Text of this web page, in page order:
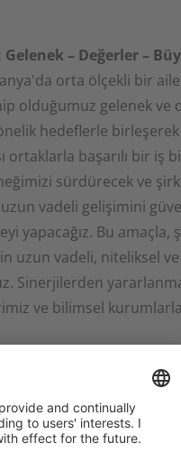
Gelenek – Değerler –
orta ölçekli bir aile
olduğumuz gelenek ve
hedeflerle
ortaklarla başarılı bir iş
sürdürecek ve
uzun vadeli gelişimini
yapacağız. Bu amaçla,
uzun vadeli, niteliksel
Sinerjilerden
ve bilimsel kurumlarla
ürün ihtiyaçları